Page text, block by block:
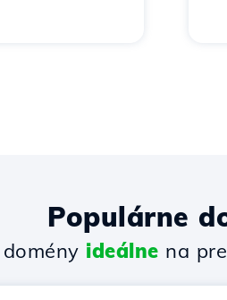
Populárne
ideálne na